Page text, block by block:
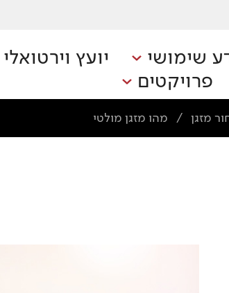
שימושי יועץ וירטואלי
פרויקטים
מזגן / מהו מזגן מולטי